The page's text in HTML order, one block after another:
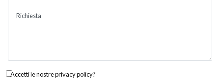
Accetti le nostre privacy policy?